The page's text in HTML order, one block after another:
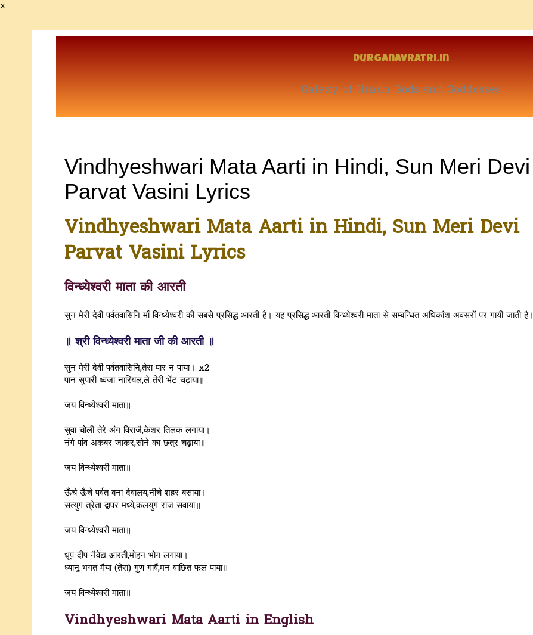
x
Durganavratri.in
Galaxy of Hindu Gods and Goddesses
Vindhyeshwari Mata Aarti in Hindi, Sun Meri Devi
Parvat Vasini Lyrics
Vindhyeshwari Mata Aarti in Hindi, Sun Meri Devi
Parvat Vasini Lyrics
विन्ध्येश्वरी माता की आरती
सुन मेरी देवी पर्वतवासिनि माँ विन्ध्येश्वरी की सबसे प्रसिद्ध आरती है। यह प्रसिद्ध आरती विन्ध्येश्वरी माता से सम्बन्धित अधिकांश अवसरों पर गायी जाती है।
॥ श्री विन्ध्येश्वरी माता जी की आरती ॥
सुन मेरी देवी पर्वतवासिनि,तेरा पार न पाया। x2
पान सुपारी ध्वजा नारियल,ले तेरी भेंट चढ़ाया॥
जय विन्ध्येश्वरी माता॥
सुवा चोली तेरे अंग विराजै,केशर तिलक लगाया।
नंगे पांव अकबर जाकर,सोने का छत्र चढ़ाया॥
जय विन्ध्येश्वरी माता॥
ऊँचे ऊँचे पर्वत बना देवालय,नीचे शहर बसाया।
सत्युग त्रेता द्वापर मध्ये,कलयुग राज सवाया॥
जय विन्ध्येश्वरी माता॥
धूप दीप नैवेद्य आरती,मोहन भोग लगाया।
ध्यानू भगत मैया (तेरा) गुण गावैं,मन वांछित फल पाया॥
जय विन्ध्येश्वरी माता॥
Vindhyeshwari Mata Aarti in English